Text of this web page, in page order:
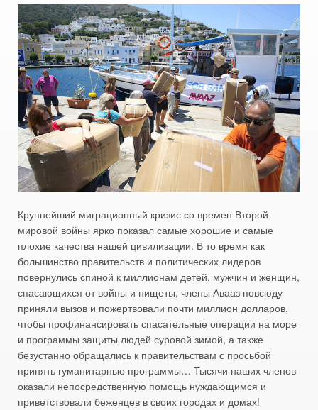
Крупнейший миграционный кризис со времен Второй
мировой войны ярко показал самые хорошие и самые
плохие качества нашей цивилизации. В то время как
большинство правительств и политических лидеров
повернулись спиной к миллионам детей, мужчин и женщин,
спасающихся от войны и нищеты, члены Авааз повсюду
приняли вызов и пожертвовали почти миллион долларов,
чтобы профинансировать спасательные операции на море
и программы защиты людей суровой зимой, а также
безустанно обращались к правительствам с просьбой
принять гуманитарные программы… Тысячи наших членов
оказали непосредственную помощь нуждающимся и
приветствовали беженцев в своих городах и домах!